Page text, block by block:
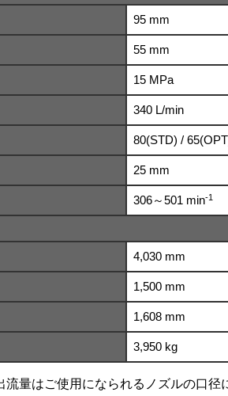
95 mm
55 mm
15 MPa
340 L/min
80(STD) /
25 mm
306～501 min-1
4,030 mm
1,500 mm
1,608 mm
3,950 kg
量はご使用になられるノズルの口径